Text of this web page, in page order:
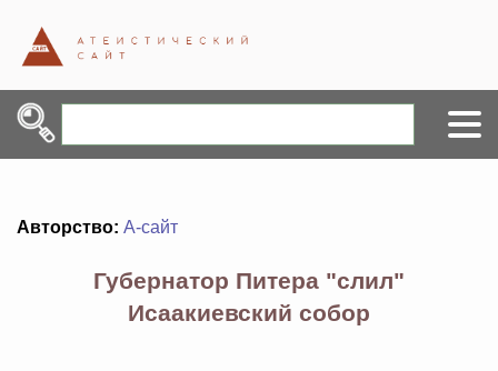
Авторство: А-сайт
Губернатор Питера "слил"
Исаакиевский собор